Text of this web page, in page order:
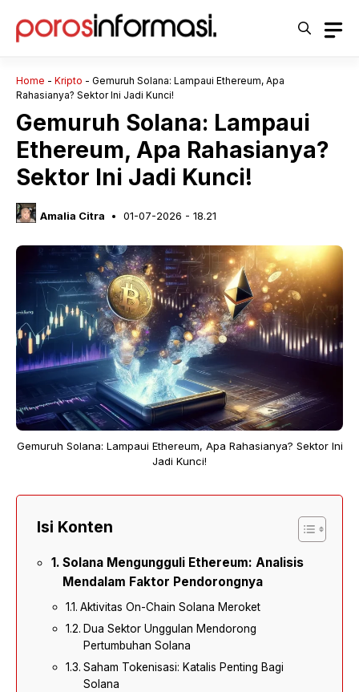
Home - Kripto - Gemuruh Solana: Lampaui Ethereum, Apa
Rahasianya? Sektor Ini Jadi Kunci!
Gemuruh Solana: Lampaui
Ethereum, Apa Rahasianya?
Sektor Ini Jadi Kunci!
Amalia Citra 01-07-2026 - 18.21
Gemuruh Solana: Lampaui Ethereum, Apa Rahasianya? Sektor Ini
Jadi Kunci!
Isi Konten
Solana Mengungguli Ethereum: Analisis
Mendalam Faktor Pendorongnya
Aktivitas On-Chain Solana Meroket
Dua Sektor Unggulan Mendorong
Pertumbuhan Solana
Saham Tokenisasi: Katalis Penting Bagi
Solana